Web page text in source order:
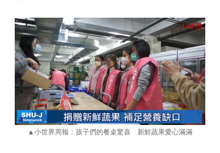
▲小世界周報：孩子們的餐桌驚喜 新鮮蔬果愛心滿滿